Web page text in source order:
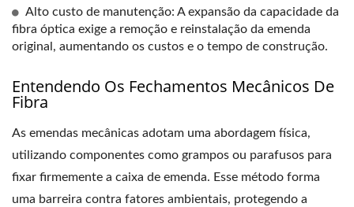
Alto custo de manutenção: A expansão da capacidade da
fibra óptica exige a remoção e reinstalação da emenda
original, aumentando os custos e o tempo de construção.
Entendendo Os Fechamentos Mecânicos De
Fibra
As emendas mecânicas adotam uma abordagem física,
utilizando componentes como grampos ou parafusos para
fixar firmemente a caixa de emenda. Esse método forma
uma barreira contra fatores ambientais, protegendo a